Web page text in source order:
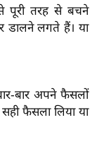
पूरी तरह से बचने
डालने लगते हैं। या
बार अपने फैसलों
फैसला लिया या